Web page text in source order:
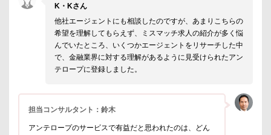
K・Kさん
他社エージェントにも相談したのですが、あまりこちらの
希望を理解してもらえず、ミスマッチ求人の紹介が多く悩
んでいたところ、いくつかエージェントをリサーチした中
で、金融業界に対する理解があるように見受けられたアン
テロープに登録しました。
担当コンサルタント：鈴木
アンテロープのサービスで有益だと思われたのは、どん